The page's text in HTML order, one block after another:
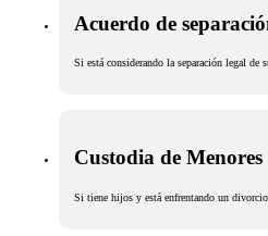
Acuerdo de
Si está considerando la separación legal de
Custodia de Menores
Si tiene hijos y está enfrentando un divorcio